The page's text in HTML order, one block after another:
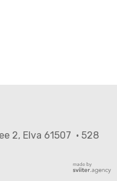
2, Elva 61507 · 528